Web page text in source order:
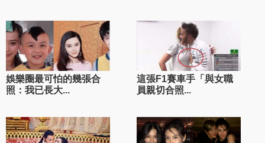
娛樂圈最可怕的幾張合
照：我已長大...
這張F1賽車手「與女職
員親切合照...